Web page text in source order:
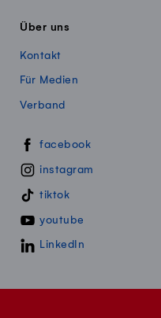
Über uns
Kontakt
Für Medien
Verband
Swissmillk auf Social Media
facebook
instagram
tiktok
youtube
LinkedIn